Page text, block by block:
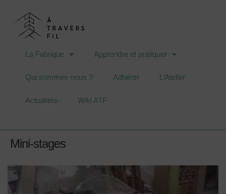
La Fabrique Apprendre et pratiquer
Qui sommes-nous ? Adhérer L’Atelier
Actualités Wiki ATF
Mini-stages